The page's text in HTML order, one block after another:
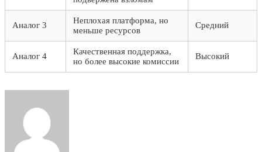
Аналог 3
Неплохая платформа, но
меньше ресурсов
Средний
Аналог 4
Качественная поддержка,
но более высокие комиссии
Высокий